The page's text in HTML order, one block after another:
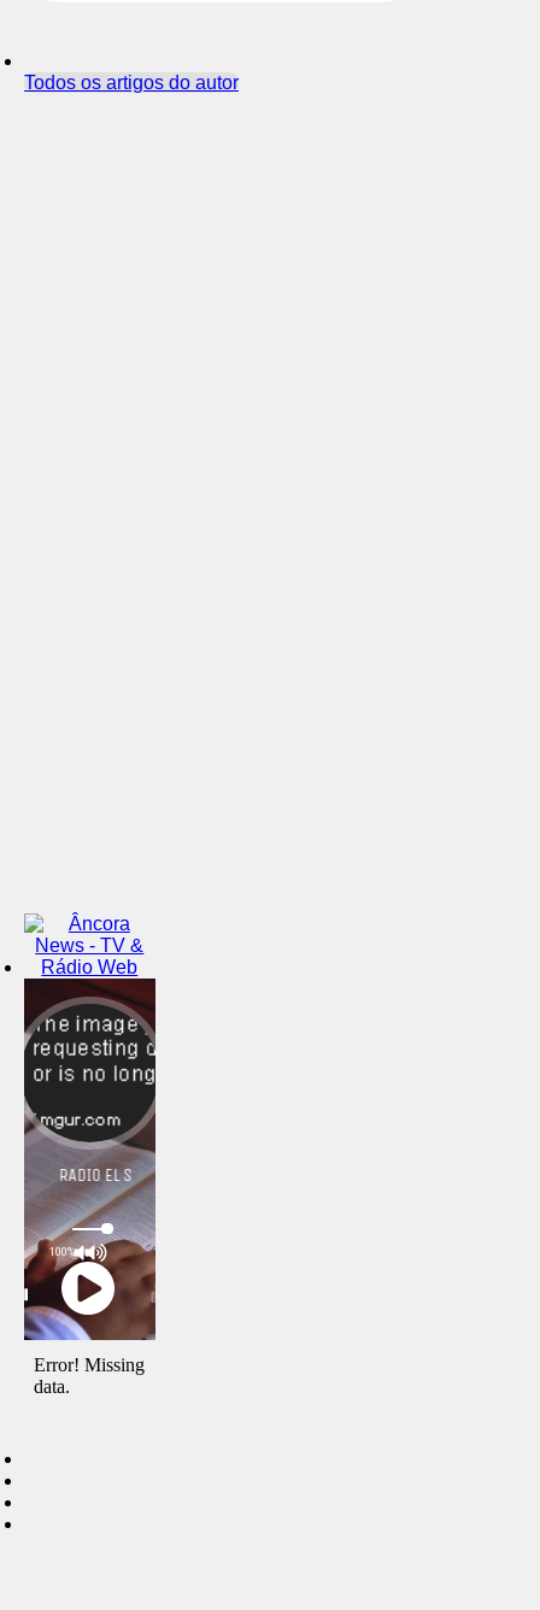
Todos os artigos do autor